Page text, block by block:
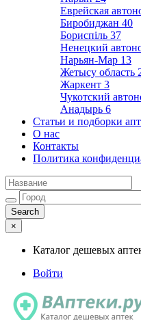
Еврейская
Биробиджан 40
Бориспіль 37
Ненецкий
Нарьян-Мар 13
Жетысу область
Жаркент 3
Чукотский
Анадырь 6
Статьи и подборки
О нас
Контакты
Политика
×
Каталог дешевых
Войти